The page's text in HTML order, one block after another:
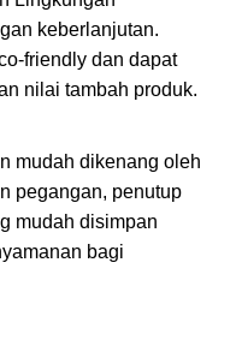
keberlanjutan.
friendly dan dapat
nilai tambah produk.
mudah dikenang oleh
pegangan, penutup
mudah disimpan
bagi